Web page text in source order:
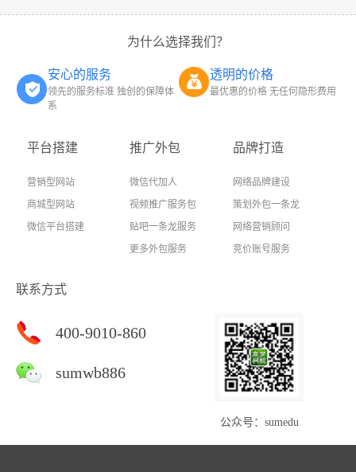
为什么选择我们？
安心的服务
领先的服务标准 独创的保障体
系
透明的价格
最优惠的价格 无任何隐形费用
平台搭建
营销型网站
商城型网站
微信平台搭建
推广外包
微信代加人
视频推广服务包
贴吧一条龙服务
更多外包服务
品牌打造
网络品牌建设
策划外包一条龙
网络营销顾问
竞价账号服务
联系方式
400-9010-860
sumwb886
公众号：sumedu